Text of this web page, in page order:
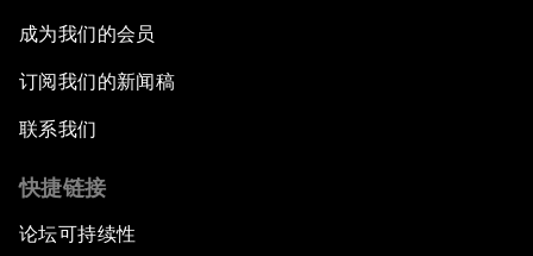
成为我们的会员
订阅我们的新闻稿
联系我们
快捷链接
论坛可持续性